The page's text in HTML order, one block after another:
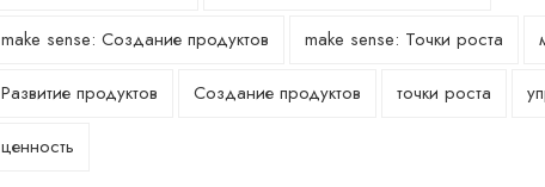
make sense: Создание продуктов make sense: Точки роста
Развитие продуктов Создание продуктов точки роста
ценность